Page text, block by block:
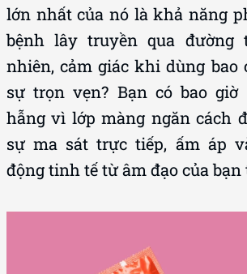
lớn nhất của nó là khả năng
bệnh lây truyền qua đường
nhiên, cảm giác khi dùng bao
sự trọn vẹn? Bạn có bao
hẫng vì lớp màng ngăn cách
sự ma sát trực tiếp, ấm áp
động tinh tế từ âm đạo của bạn